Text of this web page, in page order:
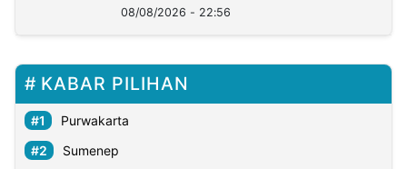
08/08/2026 - 22:56
KABAR PILIHAN
Purwakarta
Sumenep